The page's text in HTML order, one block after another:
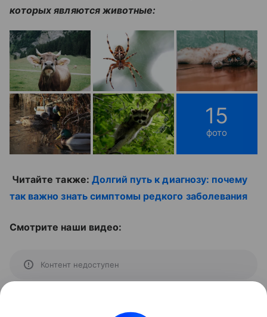
которых являются животные:
15
фото
Читайте также: Долгий путь к диагнозу: почему
так важно знать симптомы редкого заболевания
Смотрите наши видео:
Контент недоступен